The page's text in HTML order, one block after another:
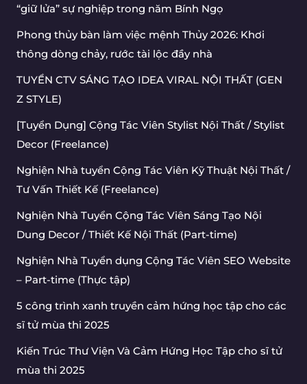
“giữ lửa” sự nghiệp trong năm Bính Ngọ
Phong thủy bàn làm việc mệnh Thủy 2026: Khơi
thông dòng chảy, rước tài lộc đầy nhà
TUYỂN CTV SÁNG TẠO IDEA VIRAL NỘI THẤT (GEN
Z STYLE)
[Tuyển Dụng] Cộng Tác Viên Stylist Nội Thất / Stylist
Decor (Freelance)
Nghiện Nhà tuyển Cộng Tác Viên Kỹ Thuật Nội Thất /
Tư Vấn Thiết Kế (Freelance)
Nghiện Nhà Tuyển Cộng Tác Viên Sáng Tạo Nội
Dung Decor / Thiết Kế Nội Thất (Part-time)
Nghiện Nhà Tuyển dụng Cộng Tác Viên SEO Website
– Part-time (Thực tập)
5 công trình xanh truyền cảm hứng học tập cho các
sĩ tử mùa thi 2025
Kiến Trúc Thư Viện Và Cảm Hứng Học Tập cho sĩ tử
mùa thi 2025